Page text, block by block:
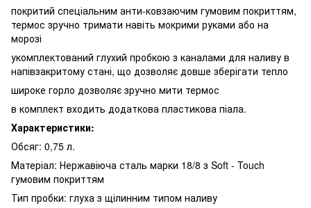
покритий спеціальним анти-ковзаючим гумовим покриттям,
термос зручно тримати навіть мокрими руками або на
морозі
укомплектований глухий пробкою з каналами для наливу в
напівзакритому стані, що дозволяє довше зберігати тепло
широке горло дозволяє зручно мити термос
в комплект входить додаткова пластикова піала.
Характеристики:
Обсяг: 0,75 л.
Матеріал: Нержавіюча сталь марки 18/8 з Soft - Touch
гумовим покриттям
Тип пробки: глуха з щілинним типом наливу